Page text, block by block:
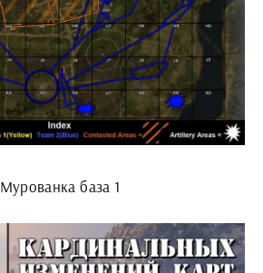
Мурованка база 1